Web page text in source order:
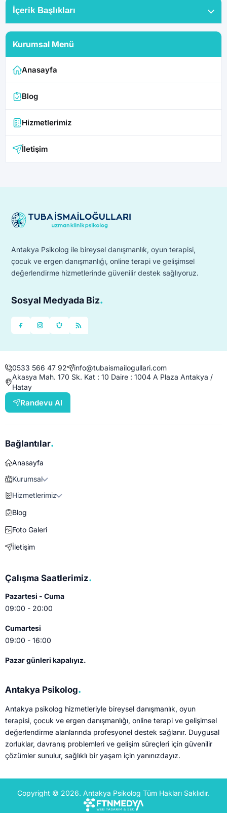
İçerik Başlıkları
Kurumsal Menü
Anasayfa
Blog
Hizmetlerimiz
İletişim
Antakya Psikolog ile bireysel danışmanlık, oyun terapisi,
çocuk ve ergen danışmanlığı, online terapi ve gelişimsel
değerlendirme hizmetlerinde güvenilir destek sağlıyoruz.
Sosyal Medyada Biz.
0533 566 47 92
info@tubaismailogullari.com
Akasya Mah. 170 Sk. Kat : 10 Daire : 1004 A Plaza Antakya /
Hatay
Randevu Al
Bağlantılar.
Anasayfa
Kurumsal
Hizmetlerimiz
Blog
Foto Galeri
İletişim
Çalışma Saatlerimiz.
Pazartesi - Cuma
09:00 - 20:00
Cumartesi
09:00 - 16:00
Pazar günleri kapalıyız.
Antakya Psikolog.
Antakya psikolog hizmetleriyle bireysel danışmanlık, oyun
terapisi, çocuk ve ergen danışmanlığı, online terapi ve gelişimsel
değerlendirme alanlarında profesyonel destek sağlanır. Duygusal
zorluklar, davranış problemleri ve gelişim süreçleri için güvenilir
çözümler sunulur, sağlıklı bir yaşam için yanınızdayız.
Copyright © 2026. Antakya Psikolog Tüm Hakları Saklıdır.